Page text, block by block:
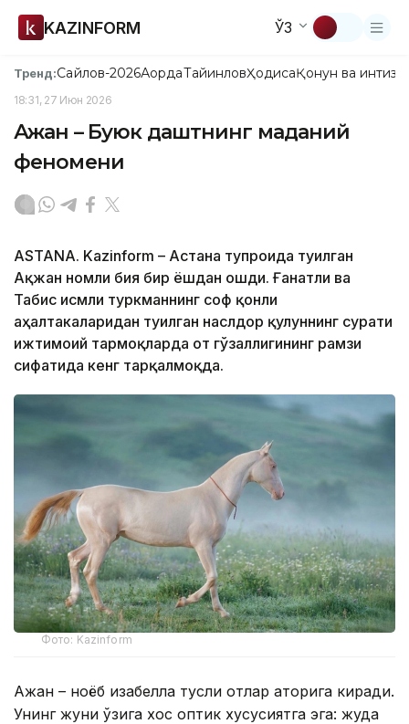
KAZINFORM ЎЗ
Тренд:Сайлов-2026АқордаТайинловҲодисаҚонун ва
18:31, 27 Июн 2026
Ақжан – Буюк даштнинг маданий
феномени
ASTANA. Kazinform – Астана тупроғида туғилган
Ақжан номли бия бир ёшдан ошди. Ғанатли ва
Табис исмли туркманнинг соф қонли
аҳалтакаларидан туғилган наслдор қулуннинг сурати
ижтимоий тармоқларда от гўзаллигининг рамзи
сифатида кенг тарқалмоқда.
Фото: Kazinform
Ақжан – ноёб изабелла тусли отлар қаторига киради.
Унинг жуни ўзига хос оптик хусусиятга эга: жуда